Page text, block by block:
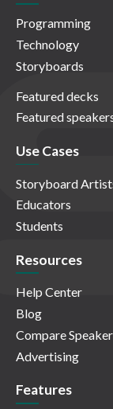
Programming
Technology
Storyboards
Featured decks
Featured
Use Cases
Storyboard
Educators
Students
Resources
Help Center
Blog
Compare
Advertising
Features